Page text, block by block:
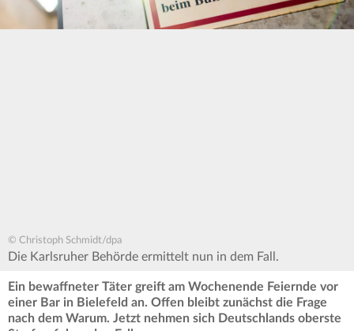
© Christoph Schmidt/dpa
Die Karlsruher Behörde ermittelt nun in dem Fall.
Ein bewaffneter Täter greift am Wochenende Feiernde vor
einer Bar in Bielefeld an. Offen bleibt zunächst die Frage
nach dem Warum. Jetzt nehmen sich Deutschlands oberste